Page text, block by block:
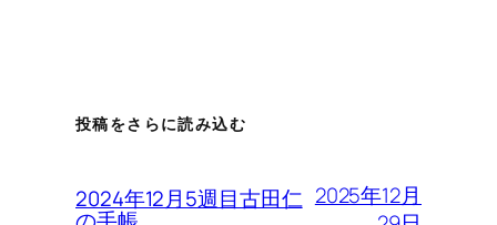
投稿をさらに読み込む
2024年12月5週目古田仁 2025年12月